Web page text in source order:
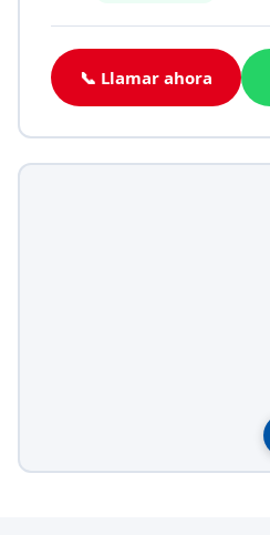
📞 Llamar ahora